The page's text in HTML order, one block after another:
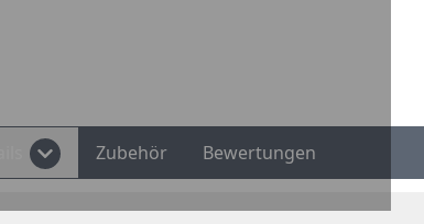
Zubehör Bewertungen